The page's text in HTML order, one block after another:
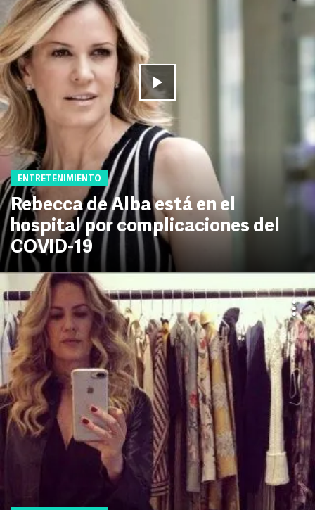
ENTRETENIMIENTO
Rebecca de Alba está en el
hospital por complicaciones del
COVID-19